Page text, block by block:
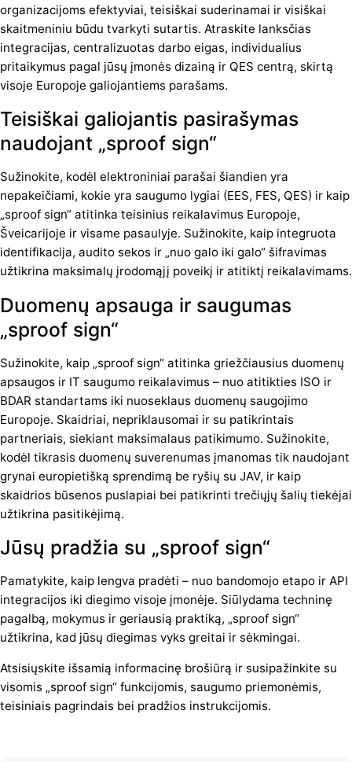
organizacijoms efektyviai, teisiškai suderinamai ir visiškai
skaitmeniniu būdu tvarkyti sutartis. Atraskite lanksčias
integracijas, centralizuotas darbo eigas, individualius
pritaikymus pagal jūsų įmonės dizainą ir QES centrą, skirtą
visoje Europoje galiojantiems parašams.
Teisiškai galiojantis pasirašymas
naudojant „sproof sign“
Sužinokite, kodėl elektroniniai parašai šiandien yra
nepakeičiami, kokie yra saugumo lygiai (EES, FES, QES) ir kaip
„sproof sign“ atitinka teisinius reikalavimus Europoje,
Šveicarijoje ir visame pasaulyje. Sužinokite, kaip integruota
identifikacija, audito sekos ir „nuo galo iki galo“ šifravimas
užtikrina maksimalų įrodomąjį poveikį ir atitiktį reikalavimams.
Duomenų apsauga ir saugumas
„sproof sign“
Sužinokite, kaip „sproof sign“ atitinka griežčiausius duomenų
apsaugos ir IT saugumo reikalavimus – nuo atitikties ISO ir
BDAR standartams iki nuoseklaus duomenų saugojimo
Europoje. Skaidriai, nepriklausomai ir su patikrintais
partneriais, siekiant maksimalaus patikimumo. Sužinokite,
kodėl tikrasis duomenų suverenumas įmanomas tik naudojant
grynai europietišką sprendimą be ryšių su JAV, ir kaip
skaidrios būsenos puslapiai bei patikrinti trečiųjų šalių tiekėjai
užtikrina pasitikėjimą.
Jūsų pradžia su „sproof sign“
Pamatykite, kaip lengva pradėti – nuo bandomojo etapo ir API
integracijos iki diegimo visoje įmonėje. Siūlydama techninę
pagalbą, mokymus ir geriausią praktiką, „sproof sign“
užtikrina, kad jūsų diegimas vyks greitai ir sėkmingai.
Atsisiųskite išsamią informacinę brošiūrą ir susipažinkite su
visomis „sproof sign“ funkcijomis, saugumo priemonėmis,
teisiniais pagrindais bei pradžios instrukcijomis.